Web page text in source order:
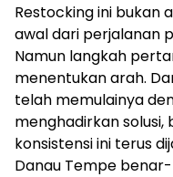
Restocking ini bukan
awal dari perjalanan
Namun langkah
menentukan arah.
telah memulainya
menghadirkan solusi,
konsistensi ini terus
Danau Tempe